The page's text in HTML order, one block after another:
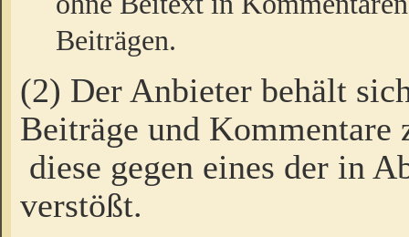
Beiträgen.
(2) Der Anbieter behält
Beiträge und Kommentare
diese gegen eines der in
verstößt.